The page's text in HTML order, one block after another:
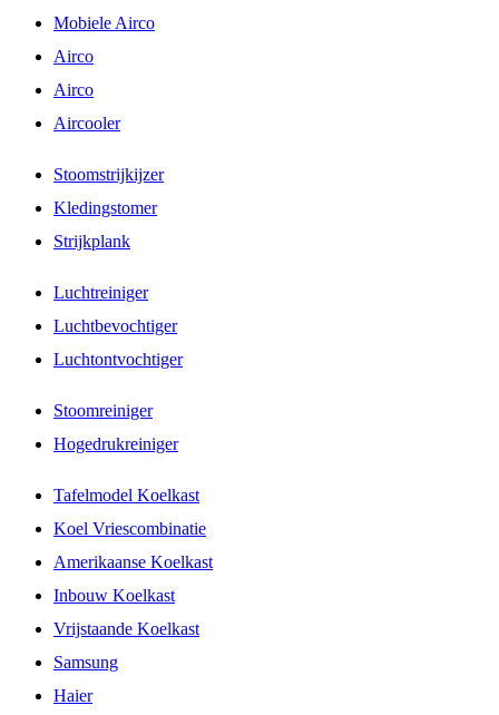
Mobiele Airco
Airco
Airco
Aircooler
Stoomstrijkijzer
Kledingstomer
Strijkplank
Luchtreiniger
Luchtbevochtiger
Luchtontvochtiger
Stoomreiniger
Hogedrukreiniger
Tafelmodel Koelkast
Koel Vriescombinatie
Amerikaanse Koelkast
Inbouw Koelkast
Vrijstaande Koelkast
Samsung
Haier